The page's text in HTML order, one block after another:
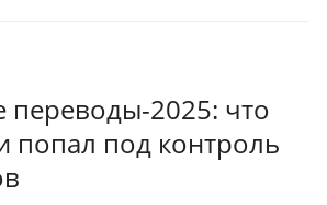
2025: что
попал под контроль